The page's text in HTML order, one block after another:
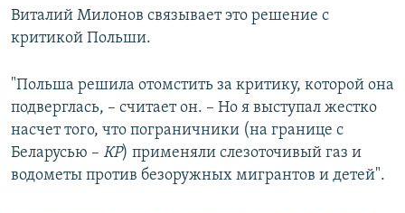
Виталий Милонов связывает это решение с
критикой Польши.
"Польша решила отомстить за критику, которой она
подверглась, – считает он. – Но я выступал жестко
насчет того, что пограничники (на границе с
Беларусью – КР) применяли слезоточивый газ и
водометы против безоружных мигрантов и детей".